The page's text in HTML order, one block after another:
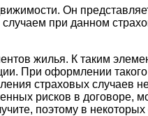
Он
при данном
жилья. К таким
При оформлении
страховых случаев
рисков в договоре,
поэтому в